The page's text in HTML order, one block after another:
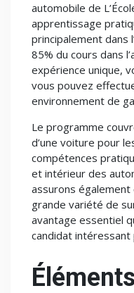
automobile de
apprentissage
principalement dans
85% du cours dans
expérience unique,
vous pouvez
environnement de
Le programme
d’une voiture pour
compétences
et intérieur des
assurons
grande variété de
avantage essentiel
candidat